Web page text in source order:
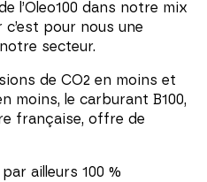
l’Oleo100 dans notre mix
pour nous une
secteur.
de CO2 en moins et
moins, le carburant B100,
française, offre de
ailleurs 100 %